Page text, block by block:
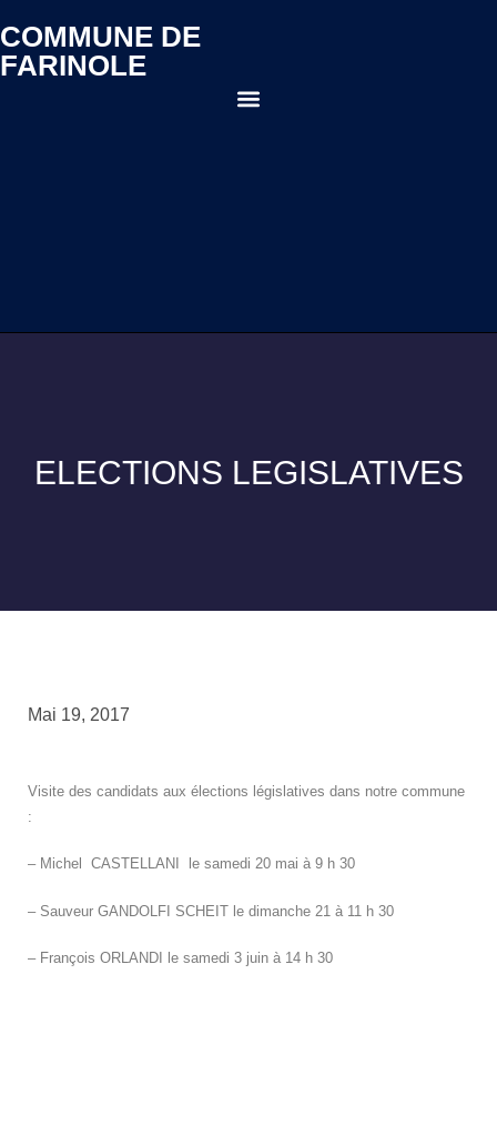
COMMUNE DE
FARINOLE
ELECTIONS LEGISLATIVES
Mai 19, 2017
Visite des candidats aux élections législatives dans notre commune
:
– Michel CASTELLANI le samedi 20 mai à 9 h 30
– Sauveur GANDOLFI SCHEIT le dimanche 21 à 11 h 30
– François ORLANDI le samedi 3 juin à 14 h 30